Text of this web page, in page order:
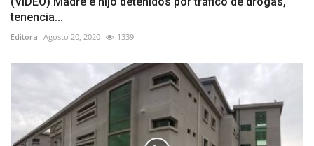
tenencia...
Editora Agosto 20, 2020 1339